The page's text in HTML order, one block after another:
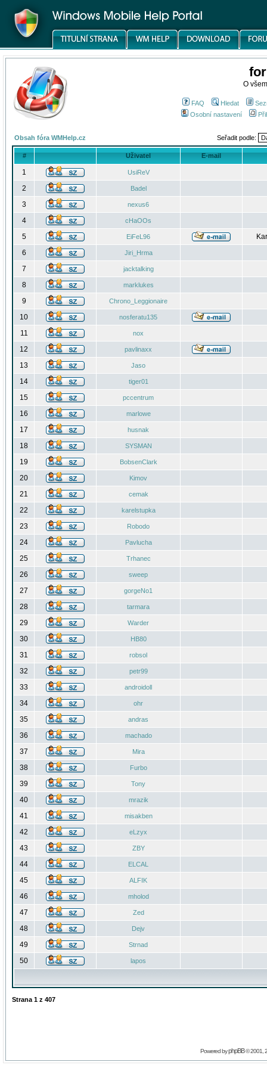
O
FAQ Hledat
Osobní nastavení
Obsah fóra WMHelp.cz Seřadit podle:
# Uživatel E-mail
1 UsiReV
2 Badel
3 nexus6
4 cHaOOs
5 EiFeL96
6
Jiri_Hrma
7 jacktalking
8 marklukes
9 Chrono_Leggionaire
10 nosferatu135
11 nox
12 pavlinaxx
13 Jaso
14 tiger01
15 pccentrum
16 marlowe
17 husnak
18 SYSMAN
19 BobsenClark
20 Kimov
21 cemak
22 karelstupka
23 Robodo
24 Pavlucha
25 Trhanec
26 sweep
27 gorgeNo1
28 tarmara
29 Warder
30 HB80
31 robsol
32 petr99
33 androidoll
34 ohr
35 andras
36 machado
37 Mira
38 Furbo
39 Tony
40 mrazik
41 misakben
42 eLzyx
43 ZBY
44 ELCAL
45 ALFIK
46 mholod
47 Zed
48 Dejv
49 Strnad
50 lapos
Strana 1 z 407
Powered byphpBB© 2001,